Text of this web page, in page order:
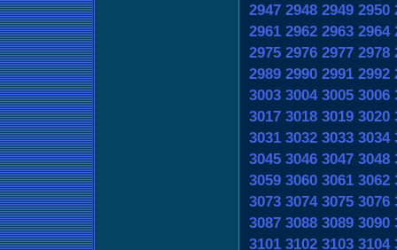
2947 2948 2949 2950
2961 2962 2963 2964
2975 2976 2977 2978
2989 2990 2991 2992
3003 3004 3005 3006
3017 3018 3019 3020
3031 3032 3033 3034
3045 3046 3047 3048
3059 3060 3061 3062
3073 3074 3075 3076
3087 3088 3089 3090
3101 3102 3103 3104